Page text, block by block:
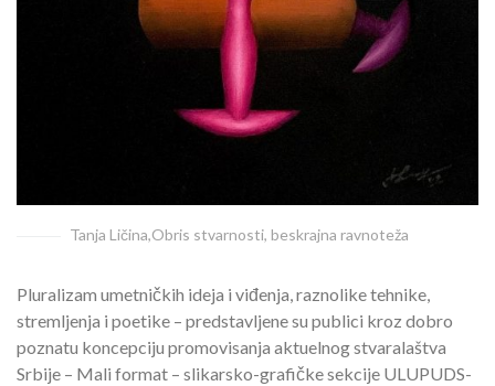
Tanja Ličina,Obris stvarnosti, beskrajna ravnoteža
Pluralizam umetničkih ideja i viđenja, raznolike tehnike,
stremljenja i poetike – predstavljene su publici kroz dobro
poznatu koncepciju promovisanja aktuelnog stvaralaštva
Srbije – Mali format – slikarsko-grafičke sekcije ULUPUDS-